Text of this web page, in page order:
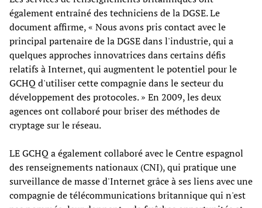
également entraîné des techniciens de la DGSE. Le
document affirme, « Nous avons pris contact avec le
principal partenaire de la DGSE dans l'industrie, qui a
quelques approches innovatrices dans certains défis
relatifs à Internet, qui augmentent le potentiel pour le
GCHQ d'utiliser cette compagnie dans le secteur du
développement des protocoles. » En 2009, les deux
agences ont collaboré pour briser des méthodes de
cryptage sur le réseau.
LE GCHQ a également collaboré avec le Centre espagnol
des renseignements nationaux (CNI), qui pratique une
surveillance de masse d'Internet grâce à ses liens avec une
compagnie de télécommunications britannique qui n'est